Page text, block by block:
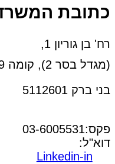
כתובת
רח' בן גוריון 1,
(מגדל בסר 2), קומה 19
בני ברק 5112601
פקס:03-6005531
דוא"ל:
Linkedin-in